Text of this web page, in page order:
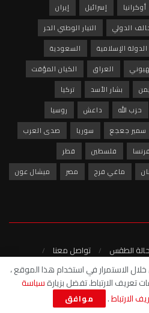
أوكرانيا إسرائيل
إيران
الدولي
التيار الوطني الحر
الدولة الإسلامية
السعودية
العراق
الكيان المؤقت
بشار الأسد
تركيا
حزب الله داعش
روسيا
سمير جعجع سوريا
صدى العرب
فرنسا فلسطين
قطر
ماغي فرح مصر
ميشال عون
حالة الطقس
تواصل معنا
الاستمرار في استخدام هذا الموقع ،
الارتباط. تفضل بزيارةسياسة
الارتباط. موافق